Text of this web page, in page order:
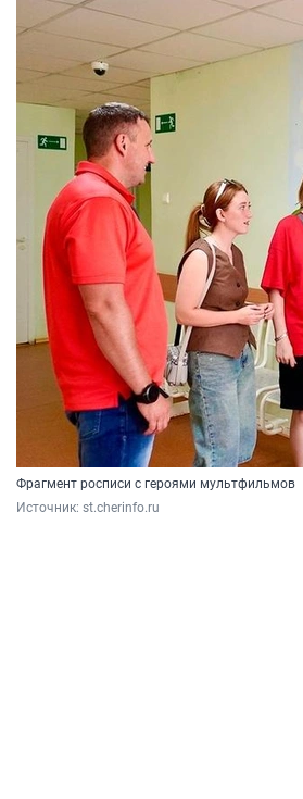
Фрагмент росписи с героями мультфильмов
Источник: st.cherinfo.ru